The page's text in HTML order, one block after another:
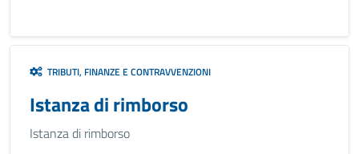
TRIBUTI, FINANZE E CONTRAVVENZIONI
Istanza di rimborso
Istanza di rimborso